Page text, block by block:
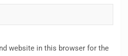
website in this browser for the